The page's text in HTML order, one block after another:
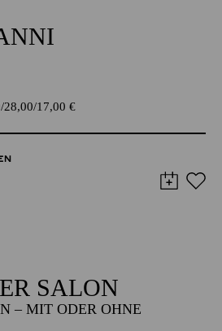
28,00 17,00 €
SALON
– MIT ODER OHNE